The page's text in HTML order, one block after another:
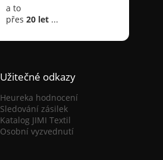
Užitečné odkazy
Heureka hodnocení
Sledování zásilek
Katalog JIMI Textil
Osobní vyzvednutí
a to
přes 20 let...